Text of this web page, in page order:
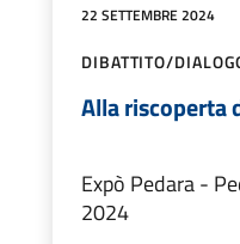
22 SETTEMBRE 2024
DIBATTITO/
Alla riscoperta
Expò Pedara -
2024